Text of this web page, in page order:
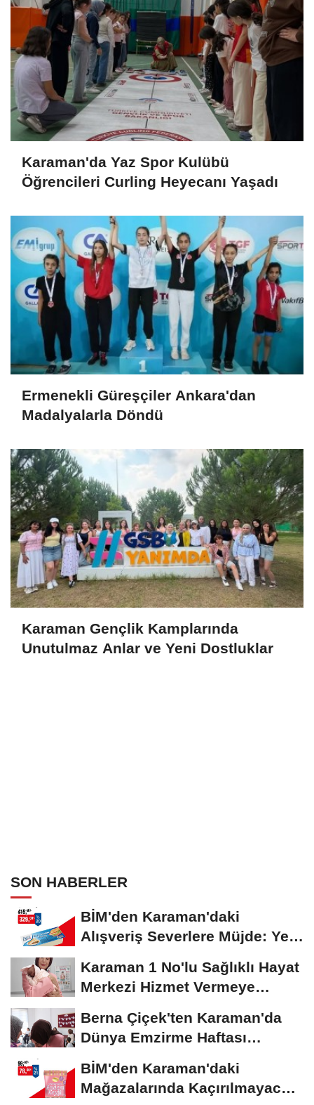
Karaman'da Yaz Spor Kulübü
Öğrencileri Curling Heyecanı Yaşadı
Ermenekli Güreşçiler Ankara'dan
Madalyalarla Döndü
Karaman Gençlik Kamplarında
Unutulmaz Anlar ve Yeni Dostluklar
SON HABERLER
BİM'den Karaman'daki
Alışveriş Severlere Müjde: Yeni
Karaman 1 No'lu Sağlıklı Hayat
Merkezi Hizmet Vermeye
Berna Çiçek'ten Karaman'da
Dünya Emzirme Haftası
Etkinliğine Ziyaret
BİM'den Karaman'daki
Mağazalarında Kaçırılmayacak